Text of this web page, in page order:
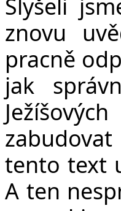
Slyšeli
znovu
pracně
jak
tento text
A ten